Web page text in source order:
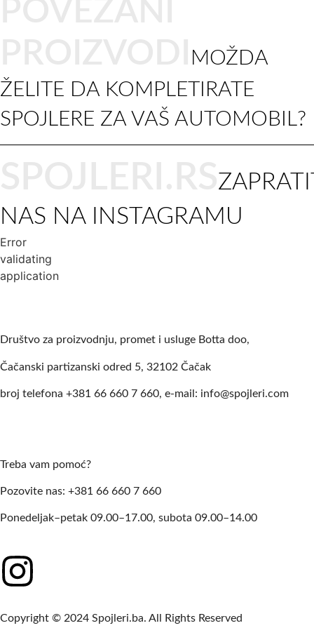
MOŽDA
ŽELITE DA KOMPLETIRATE
SPOJLERE ZA VAŠ AUTOMOBIL?
NAS NA INSTAGRAMU
Error
validating
application
Društvo za proizvodnju, promet i usluge Botta doo,
Čačanski partizanski odred 5, 32102 Čačak
broj telefona +381 66 660 7 660, e-mail: info@spojleri.com
Treba vam pomoć?
Pozovite nas: +381 66 660 7 660
Ponedeljak–petak 09.00–17.00, subota 09.00–14.00
Copyright © 2024 Spojleri.ba. All Rights Reserved